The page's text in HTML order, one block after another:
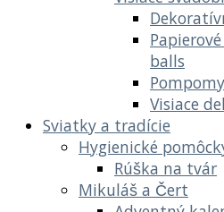
balls
Visiace
Sviatky a tradície
Hygienické
Rúška na tvár
Mikuláš a Čert